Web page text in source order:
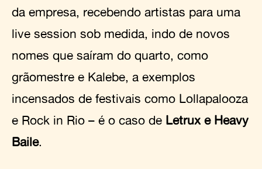
da empresa, recebendo artistas para uma
live session sob medida, indo de novos
nomes que saíram do quarto, como
grãomestre e Kalebe, a exemplos
incensados de festivais como Lollapalooza
e Rock in Rio – é o caso de Letrux e Heavy
Baile.